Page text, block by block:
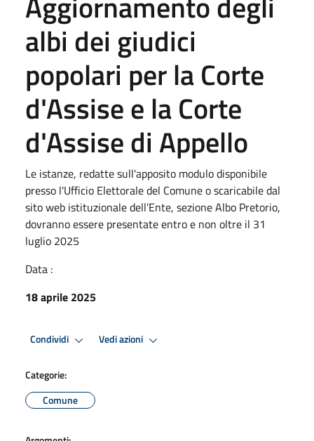
albi dei giudici
popolari per la Corte
d'Assise e la Corte
d'Assise di Appello
Le istanze, redatte sull'apposito modulo disponibile
presso l'Ufficio Elettorale del Comune o scaricabile dal
sito web istituzionale dell’Ente, sezione Albo Pretorio,
dovranno essere presentate entro e non oltre il 31
luglio 2025
Data :
18 aprile 2025
Condividi Vedi azioni
Categorie:
Comune